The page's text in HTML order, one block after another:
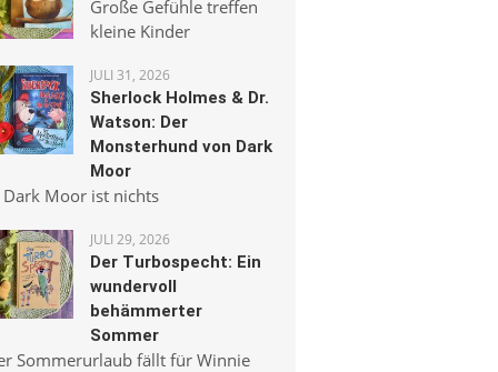
Große Gefühle treffen
kleine Kinder
JULI 31, 2026
Sherlock Holmes & Dr.
Watson: Der
Monsterhund von Dark
Moor
Dark Moor ist nichts
JULI 29, 2026
Der Turbospecht: Ein
wundervoll
behämmerter
Sommer
Sommerurlaub fällt für Winnie